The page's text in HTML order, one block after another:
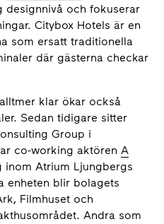
designnivå och fokuserar
Citybox Hotels är en
som ersatt traditionella
där gästerna checkar
klar ökar också
Sedan tidigare sitter
Group i
co-working aktören A
inom Atrium Ljungbergs
enheten blir bolagets
Filmhuset och
Andra som